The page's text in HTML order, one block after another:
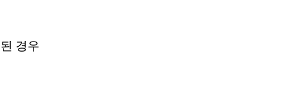
경우